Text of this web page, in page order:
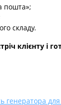
пошта»;
складу.
клієнту і
генератора